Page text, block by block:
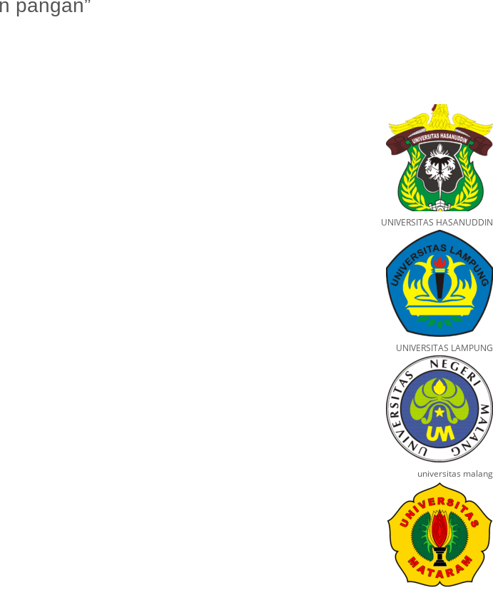
pangan”
UNIVERSITAS HASANUDDIN
UNIVERSITAS LAMPUNG
universitas malang